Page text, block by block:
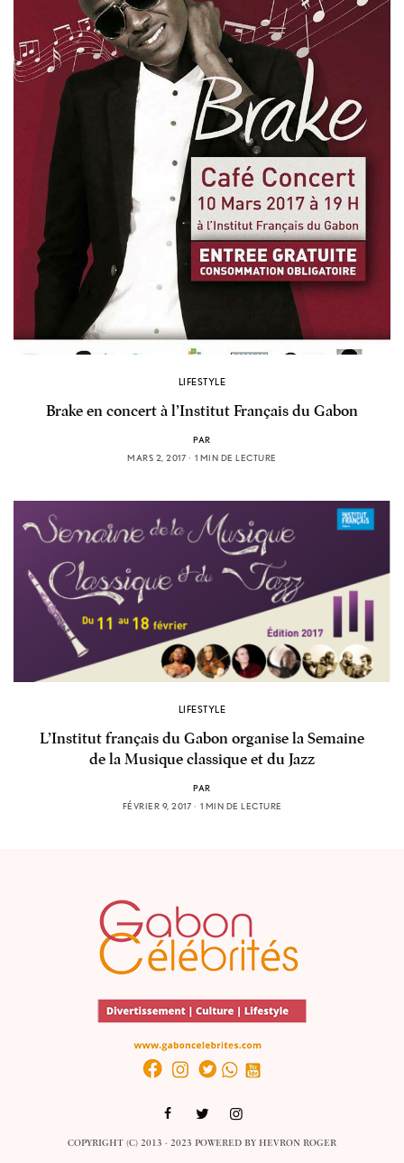
LIFESTYLE
Brake en concert à l’Institut Français du Gabon
PAR
MARS 2, 2017
1 MIN DE LECTURE
LIFESTYLE
L’Institut français du Gabon organise la Semaine
de la Musique classique et du Jazz
PAR
FÉVRIER 9, 2017
1 MIN DE LECTURE
COPYRIGHT (C) 2013 - 2023 POWERED BYHEVRON ROGER